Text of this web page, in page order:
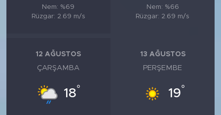
Nem: %69
Rüzgar: 2.69 m/s
Nem: %66
Rüzgar: 2.69 m/s
12 AĞUSTOS
ÇARŞAMBA
18°
13 AĞUSTOS
PERŞEMBE
19°